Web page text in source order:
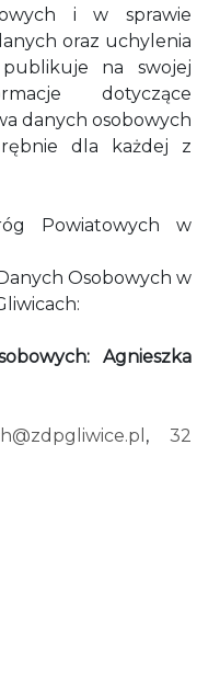
i w sprawie
oraz uchylenia
publikuje na swojej
dotyczące
danych osobowych
dla każdej z
Powiatowych w
Osobowych w
Agnieszka
, 32